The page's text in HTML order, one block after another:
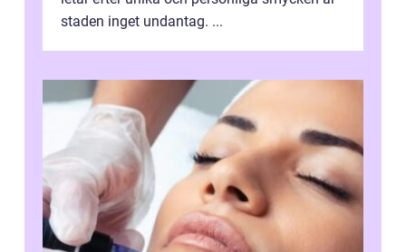
staden inget undantag. ...